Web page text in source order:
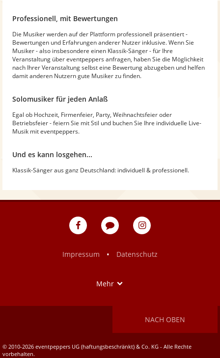
Professionell, mit Bewertungen
Die Musiker werden auf der Plattform professionell präsentiert -
Bewertungen und Erfahrungen anderer Nutzer inklusive. Wenn Sie
Musiker - also insbesondere einen Klassik-Sänger - für Ihre
Veranstaltung über eventpeppers anfragen, haben Sie die Möglichkeit
nach Ihrer Veranstaltung selbst eine Bewertung abzugeben und helfen
damit anderen Nutzern gute Musiker zu finden.
Solomusiker für jeden Anlaß
Egal ob Hochzeit, Firmenfeier, Party, Weihnachtsfeier oder
Betriebsfeier - feiern Sie mit Stil und buchen Sie Ihre individuelle Live-
Musik mit eventpeppers.
Und es kann losgehen...
Klassik-Sänger aus ganz Deutschland: individuell & professionell.
eventpeppers
Blog
eventpeppers
Impressum
• Datenschutz
Mehr
NACH OBEN
© 2010-2026 eventpeppers UG (haftungsbeschränkt) & Co. KG - Alle Rechte
vorbehalten.